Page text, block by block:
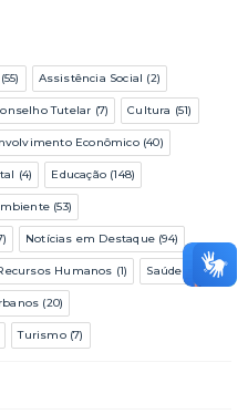
Assistência Social (2)
Tutelar (7) Cultura (51)
Econômico (40)
(4) Educação (148)
(53)
Notícias em Destaque (94)
Humanos (1) Saúde (185)
(20)
Turismo (7)